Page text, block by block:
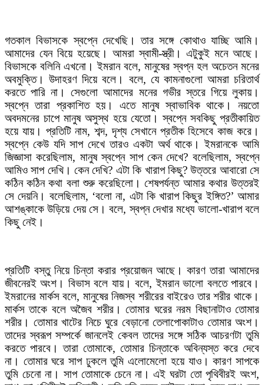
গতকাল বিভাসকে স্বপ্নে দেখেছি। তার সঙ্গে কোথাও যাচ্ছি আমি।
আমাদের যেন বিয়ে হয়েছে। আমরা স্বামী-স্ত্রী। এটুকুই মনে আছে।
বিভাসকে বলিনি এখনো। ইমরান বলে, মানুষের স্বপ্ন হল অচেতন মনের
অবমুক্তি। উদাহরণ দিয়ে বলে। বলে, যে কামনাগুলো আমরা চরিতার্থ
করতে পারি না। সেগুলো আমাদের মনের গভীর স্তরে গিয়ে লুকায়।
স্বপ্নে তারা প্রকাশিত হয়। এতে মানুষ স্বাভাবিক থাকে। নয়তো
অবদমনের চাপে মানুষ অসুস্থ হয়ে যেতো। স্বপ্নে সবকিছু প্রতীকায়িত
হয়ে যায়। প্রতিটি নাম, শব্দ, দৃশ্য সেখানে প্রতীক হিসেবে কাজ করে।
স্বপ্নে কেউ যদি সাপ দেখে তারও একটা অর্থ থাকে। ইমরানকে আমি
জিজ্ঞাসা করেছিলাম, মানুষ স্বপ্নে সাপ কেন দেখে? বলেছিলাম, স্বপ্নে
আমিও সাপ দেখি। কেন দেখি? এটা কি খারাপ কিছু? উত্তরে আবারো সে
কঠিন কঠিন কথা বলা শুরু করেছিলো। শেষপর্যন্ত আমার কথার উত্তরই
সে দেয়নি। বলেছিলাম, ‘বলো না, এটা কি খারাপ কিছুর ইঙ্গিত?’ আমার
আশঙ্কাকে উড়িয়ে দেয় সে। বলে, স্বপ্ন দেখার মধ্যে ভালো-খারাপ বলে
কিছু নেই।
প্রতিটি বস্তু নিয়ে চিন্তা করার প্রয়োজন আছে। কারণ তারা আমাদের
জীবনেরই অংশ। বিভাস বলে যায়। বলে, ইমরান ভালো বলতে পারবে।
ইমরানের মার্কস বলে, মানুষের নিজস্ব শরীরের বাইরেও তার শরীর থাকে।
মার্কস তাকে বলে অজৈব শরীর। তোমার ঘরের নরম বিছানাটাও তোমার
শরীর। তোমার খাটের নিচে ঘুরে বেড়ানো তেলাপোকাটাও তোমার অংশ।
তাদের স্বরূপ সম্পর্কে জানলেই কেবল তাদের সঙ্গে সঠিক আচরণটা তুমি
করতে পারবে। তারা তোমাকে, তোমার চিন্তাকে অবিন্যস্ত করে দেবে
না। তোমার ঘরে সাপ ঢুকলে তুমি এলোমেলো হয়ে যাও। কারণ সাপকে
তুমি চেনো না। সাপ তোমাকে চেনে না। এই ঘরটা তো পৃথিবীরই অংশ,